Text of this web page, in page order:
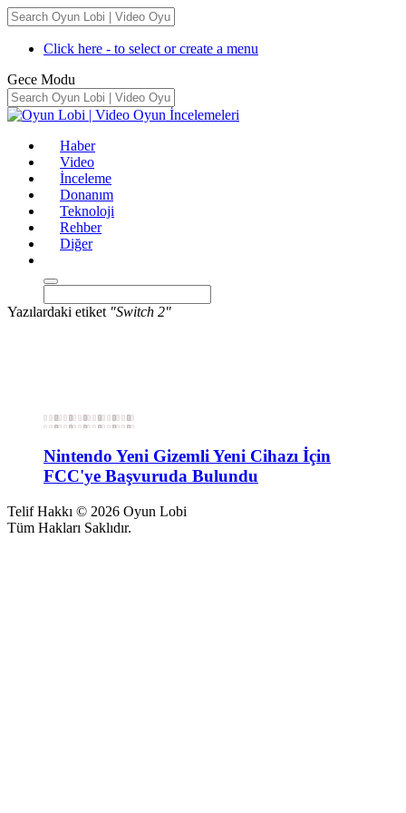
Click here - to select or create a menu
Gece Modu
Haber
Video
İnceleme
Donanım
Teknoloji
Rehber
Diğer
Yazılardaki etiket "Switch 2"
Nintendo Yeni Gizemli Yeni Cihazı İçin
FCC'ye Başvuruda Bulundu
Telif Hakkı © 2026 Oyun Lobi
Tüm Hakları Saklıdır.